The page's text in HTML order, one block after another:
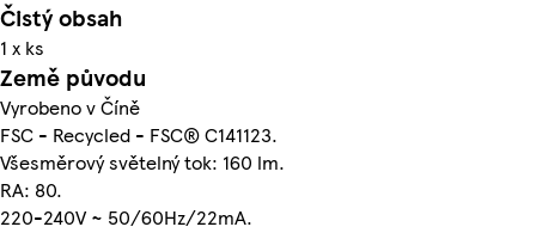
Čistý obsah
1 x ks
Země původu
Vyrobeno v Číně
FSC - Recycled - FSC® C141123.
Všesměrový světelný tok: 160 lm.
RA: 80.
220-240V ~ 50/60Hz/22mA.